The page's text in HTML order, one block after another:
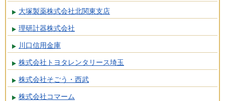
大塚製薬株式会社北関東支店
理研計器株式会社
川口信用金庫
株式会社トヨタレンタリース埼玉
株式会社そごう・西武
株式会社コマーム